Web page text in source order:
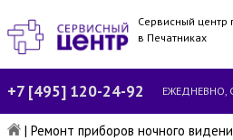
Сервисный центр
в Печатниках
+7 [495] 120-24-92 ЕЖЕДНЕВНО,
| Ремонт приборов ночного